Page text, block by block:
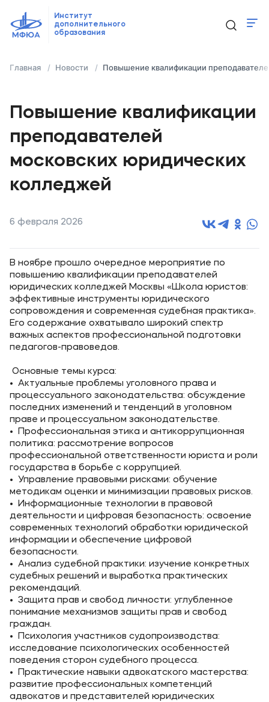
Институт
дополнительного
образования
Программы
Контакты
ido@mfua.ru
Выбрать программу
Главная Новости Повышение квалификации
Повышение квалификации
преподавателей
московских юридических
колледжей
6 февраля 2026
В ноябре прошло очередное мероприятие по
повышению квалификации преподавателей
юридических колледжей Москвы «Школа юристов:
эффективные инструменты юридического
сопровождения и современная судебная практика».
Его содержание охватывало широкий спектр
важных аспектов профессиональной подготовки
педагогов-правоведов.
Основные темы курса:
• Актуальные проблемы уголовного права и
процессуального законодательства: обсуждение
последних изменений и тенденций в уголовном
праве и процессуальном законодательстве.
• Профессиональная этика и антикоррупционная
политика: рассмотрение вопросов
профессиональной ответственности юриста и роли
государства в борьбе с коррупцией.
• Управление правовыми рисками: обучение
методикам оценки и минимизации правовых рисков.
• Информационные технологии в правовой
деятельности и цифровая безопасность: освоение
современных технологий обработки юридической
информации и обеспечение цифровой
безопасности.
• Анализ судебной практики: изучение конкретных
судебных решений и выработка практических
рекомендаций.
• Защита прав и свобод личности: углубленное
понимание механизмов защиты прав и свобод
граждан.
• Психология участников судопроизводства:
исследование психологических особенностей
поведения сторон судебного процесса.
• Практические навыки адвокатского мастерства:
развитие профессиональных компетенций
адвокатов и представителей юридических